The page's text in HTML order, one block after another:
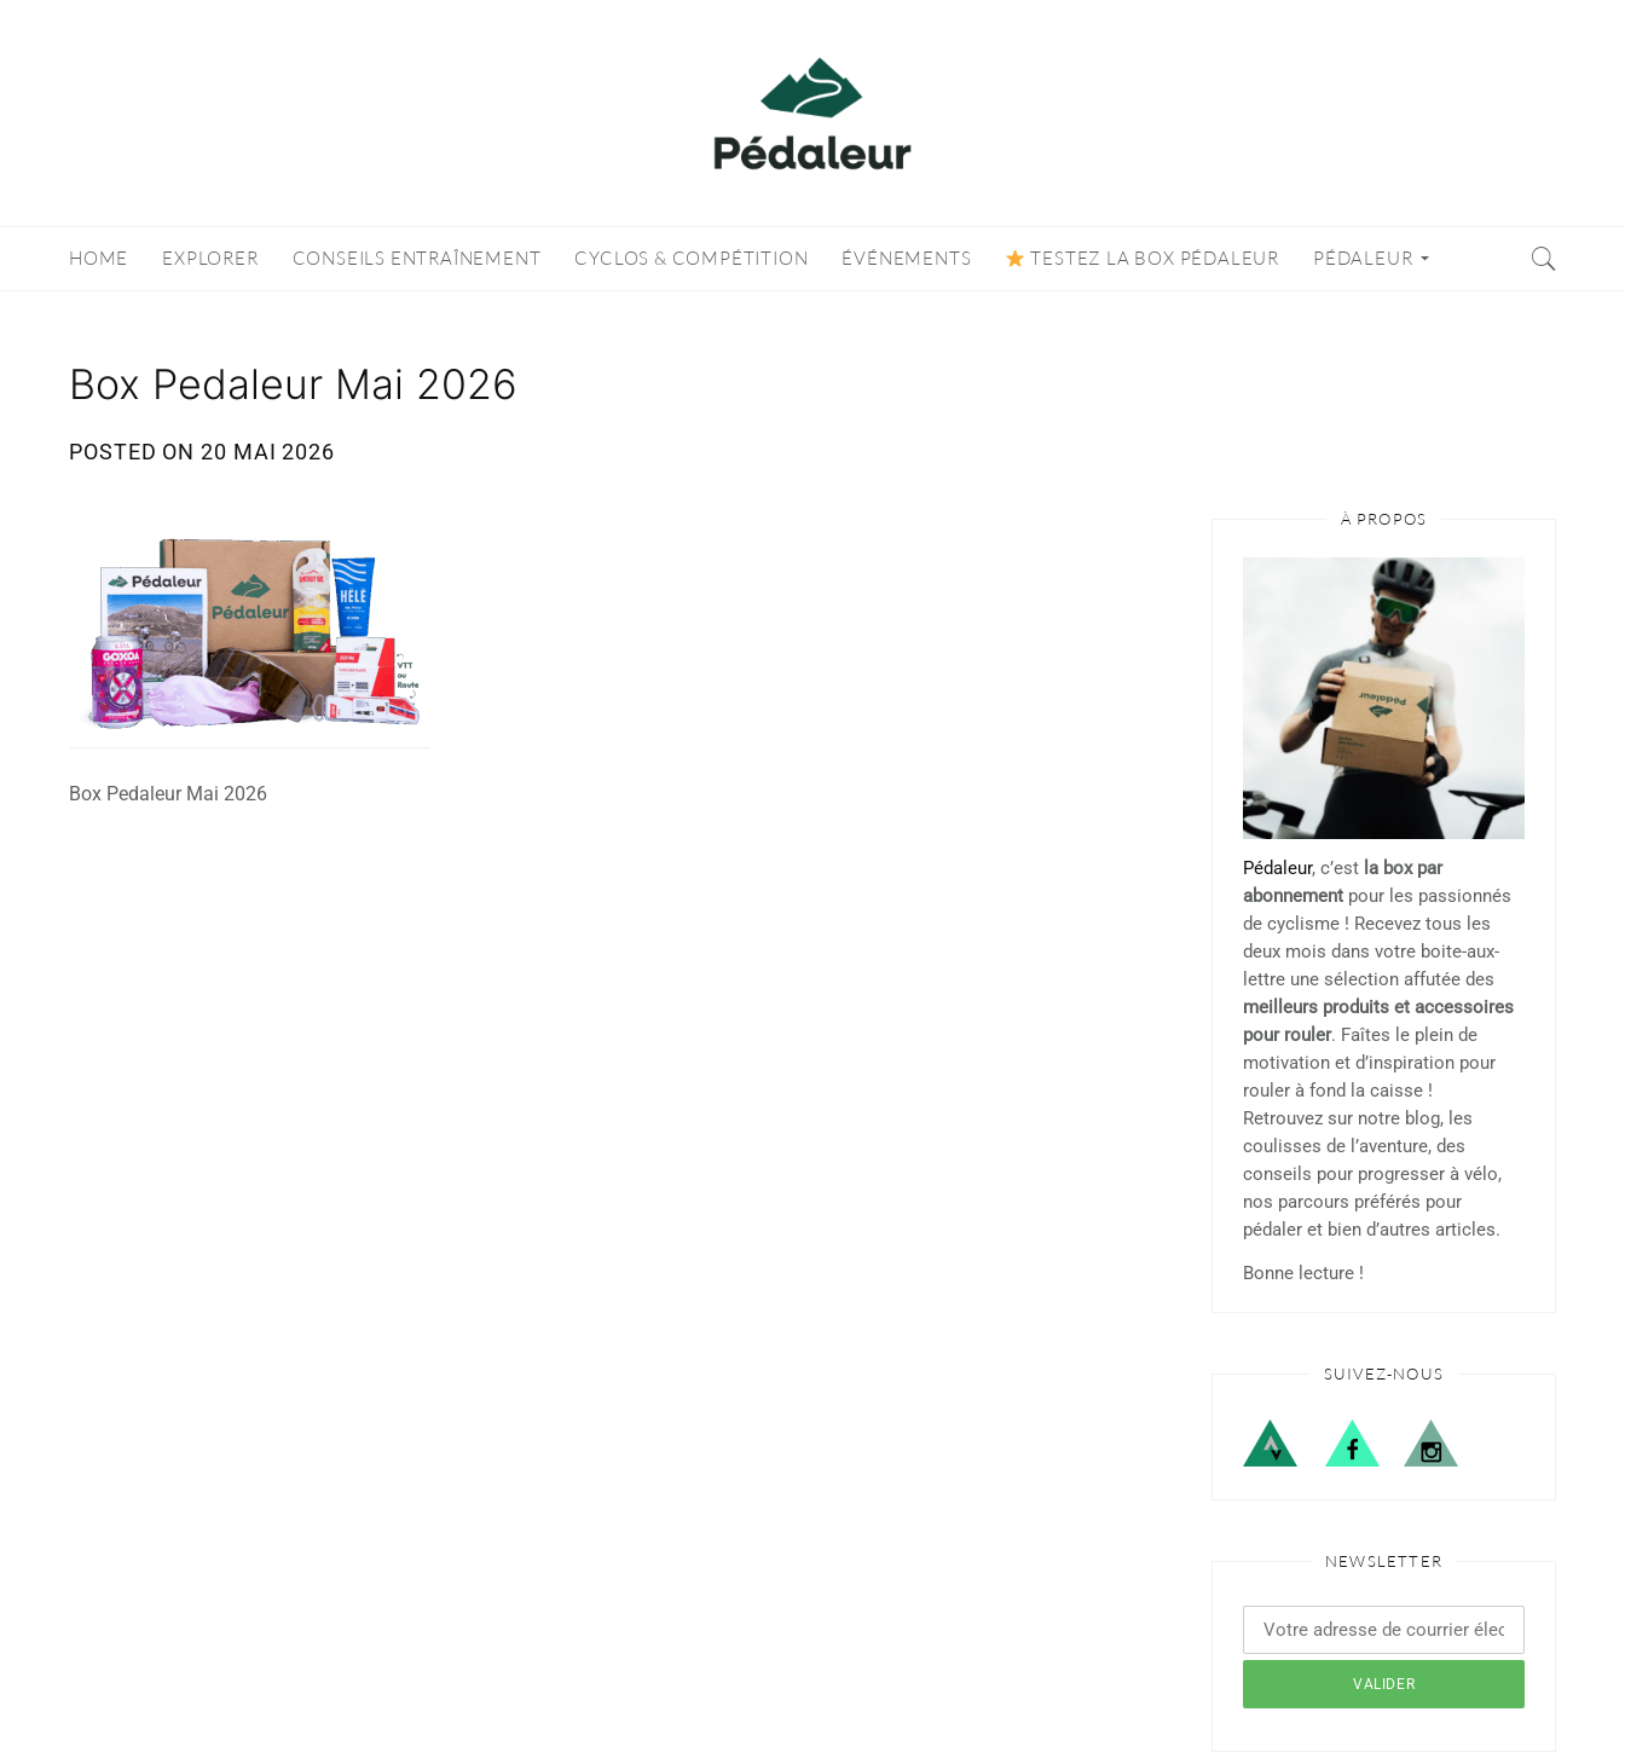
HOME EXPLORER CONSEILS ENTRAÎNEMENT CYCLOS & COMPÉTITION ÉVÉNEMENTS TESTEZ LA BOX PÉDALEUR PÉDALEUR
Box Pedaleur Mai 2026
POSTED ON20 MAI 2026
Box Pedaleur Mai 2026
À PROPOS
Pédaleur, c’est la box par
abonnement pour les passionnés
de cyclisme ! Recevez tous les
deux mois dans votre boite-aux-
lettre une sélection affutée des
meilleurs produits et accessoires
pour rouler. Faîtes le plein de
motivation et d’inspiration pour
rouler à fond la caisse !
Retrouvez sur notre blog, les
coulisses de l’aventure, des
conseils pour progresser à vélo,
nos parcours préférés pour
pédaler et bien d’autres articles.
Bonne lecture !
SUIVEZ-NOUS
NEWSLETTER